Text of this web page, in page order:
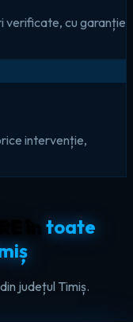
verificate, cu garanție
intervenție,
toate
județul Timiș.